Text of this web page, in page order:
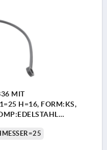
MIT
H=16, FORM:KS,